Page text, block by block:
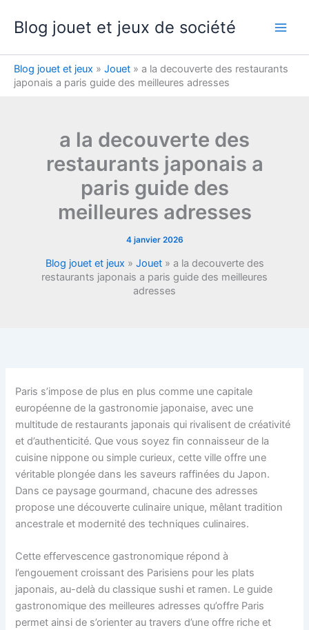
Blog jouet et jeux de société
Blog jouet et jeux » Jouet » a la decouverte des restaurants
japonais a paris guide des meilleures adresses
a la decouverte des
restaurants japonais a
paris guide des
meilleures adresses
4 janvier 2026
Blog jouet et jeux » Jouet» a la decouverte des
restaurants japonais a paris guide des meilleures
adresses
Paris s’impose de plus en plus comme une capitale
européenne de la gastronomie japonaise, avec une
multitude de restaurants japonais qui rivalisent de créativité
et d’authenticité. Que vous soyez fin connaisseur de la
cuisine nippone ou simple curieux, cette ville offre une
véritable plongée dans les saveurs raffinées du Japon.
Dans ce paysage gourmand, chacune des adresses
propose une découverte culinaire unique, mêlant tradition
ancestrale et modernité des techniques culinaires.
Cette effervescence gastronomique répond à
l’engouement croissant des Parisiens pour les plats
japonais, au-delà du classique sushi et ramen. Le guide
gastronomique des meilleures adresses qu’offre Paris
permet ainsi de s’orienter au travers d’une offre riche et